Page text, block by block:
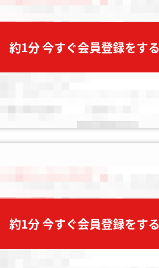
約1分 今すぐ会員登録をする
約1分 今すぐ会員登録をする